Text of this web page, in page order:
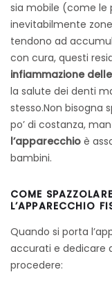
sia mobile (come
inevitabilmente
tendono ad
con cura, questi
infiammazione
la salute dei denti
stesso.Non bisogna
po’ di costanza,
l’apparecchio è
bambini.
COME
L’APPARECCHIO
Quando si porta
accurati e dedicare
procedere: